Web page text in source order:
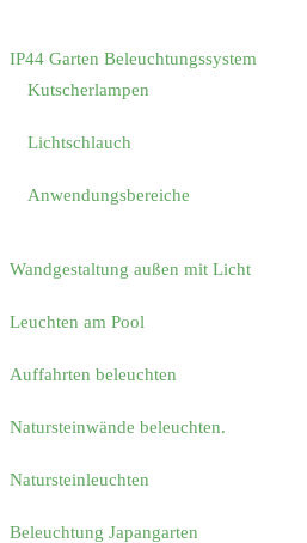
IP44 Garten Beleuchtungssystem
Kutscherlampen
Lichtschlauch
Anwendungsbereiche
Wandgestaltung außen mit Licht
Leuchten am Pool
Auffahrten beleuchten
Natursteinwände beleuchten.
Natursteinleuchten
Beleuchtung Japangarten